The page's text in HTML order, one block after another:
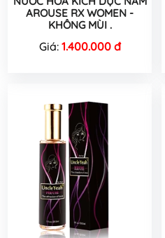
AROUSE RX WOMEN -
KHÔNG MÙI .
Giá: 1.400.000 đ